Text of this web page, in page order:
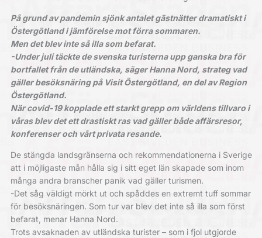
På grund av pandemin sjönk antalet gästnätter dramatiskt i
Östergötland i jämförelse mot förra sommaren.
Men det blev inte så illa som befarat.
-Under juli täckte de svenska turisterna upp ganska bra för
bortfallet från de utländska, säger Hanna Nord, strateg vad
gäller besöksnäring på Visit Östergötland, en del av Region
Östergötland.
När covid-19 kopplade ett starkt grepp om världens tillvaro i
våras blev det ett drastiskt ras vad gäller både affärsresor,
konferenser och vårt privata resande.
De stängda landsgränserna och rekommendationerna i Sverige
att i möjligaste mån hålla sig i sitt eget län skapade som inom
många andra branscher panik vad gäller turismen.
-Det såg väldigt mörkt ut och spåddes en extremt tuff sommar
för besöksnäringen. Som tur var blev det inte så illa som först
befarat, menar Hanna Nord.
Trots avsaknaden av utländska turister – som i fjol utgjorde